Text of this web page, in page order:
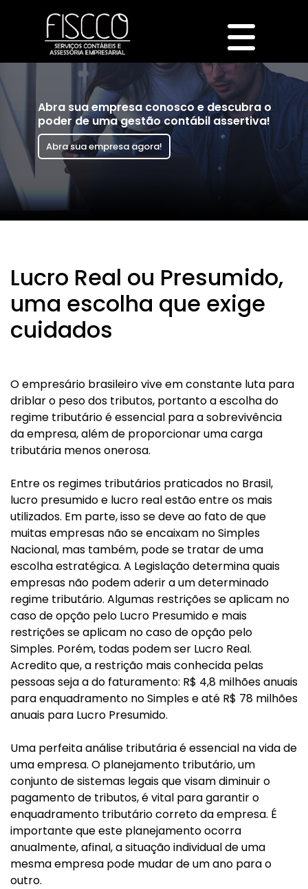
Abra sua empresa conosco e descubra o
poder de uma gestão contábil assertiva!
Abra sua empresa agora!
Lucro Real ou Presumido,
uma escolha que exige
cuidados
O empresário brasileiro vive em constante luta para
driblar o peso dos tributos, portanto a escolha do
regime tributário é essencial para a sobrevivência
da empresa, além de proporcionar uma carga
tributária menos onerosa.
Entre os regimes tributários praticados no Brasil,
lucro presumido e lucro real estão entre os mais
utilizados. Em parte, isso se deve ao fato de que
muitas empresas não se encaixam no Simples
Nacional, mas também, pode se tratar de uma
escolha estratégica. A Legislação determina quais
empresas não podem aderir a um determinado
regime tributário. Algumas restrições se aplicam no
caso de opção pelo Lucro Presumido e mais
restrições se aplicam no caso de opção pelo
Simples. Porém, todas podem ser Lucro Real.
Acredito que, a restrição mais conhecida pelas
pessoas seja a do faturamento: R$ 4,8 milhões anuais
para enquadramento no Simples e até R$ 78 milhões
anuais para Lucro Presumido.
Uma perfeita análise tributária é essencial na vida de
uma empresa. O planejamento tributário, um
conjunto de sistemas legais que visam diminuir o
pagamento de tributos, é vital para garantir o
enquadramento tributário correto da empresa. É
importante que este planejamento ocorra
anualmente, afinal, a situação individual de uma
mesma empresa pode mudar de um ano para o
outro.